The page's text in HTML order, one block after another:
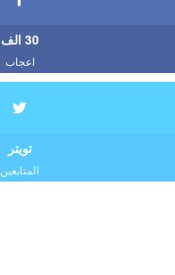
30 الف
اعجاب
تويتر
المتابعين